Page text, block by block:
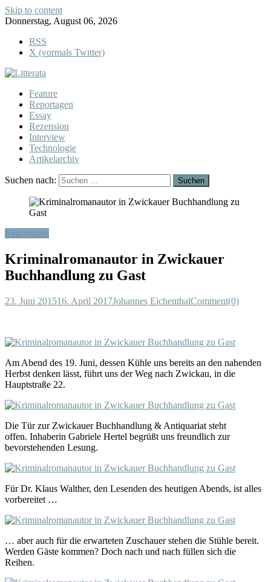
Skip to content
Donnerstag, August 06, 2026
RSS
X (vormals Twitter)
Feature
Reportagen
Essay
Rezension
Interview
Technologie
Artikelarchiv
Suchen nach:
Reportagen
Kriminalromanautor in Zwickauer
Buchhandlung zu Gast
23. Juni 201516. April 2017Johannes EichenthalComment(0)
Am Abend des 19. Juni, dessen Kühle uns bereits an den nahenden
Herbst denken lässt, führt uns der Weg nach Zwickau, in die
Hauptstraße 22.
Die Tür zur Zwickauer Buchhandlung & Antiquariat steht
offen. Inhaberin Gabriele Hertel begrüßt uns freundlich zur
bevorstehenden Lesung.
Für Dr. Klaus Walther, den Lesenden des heutigen Abends, ist alles
vorbereitet …
… aber auch für die erwarteten Zuschauer stehen die Stühle bereit.
Werden Gäste kommen? Doch nach und nach füllen sich die
Reihen.